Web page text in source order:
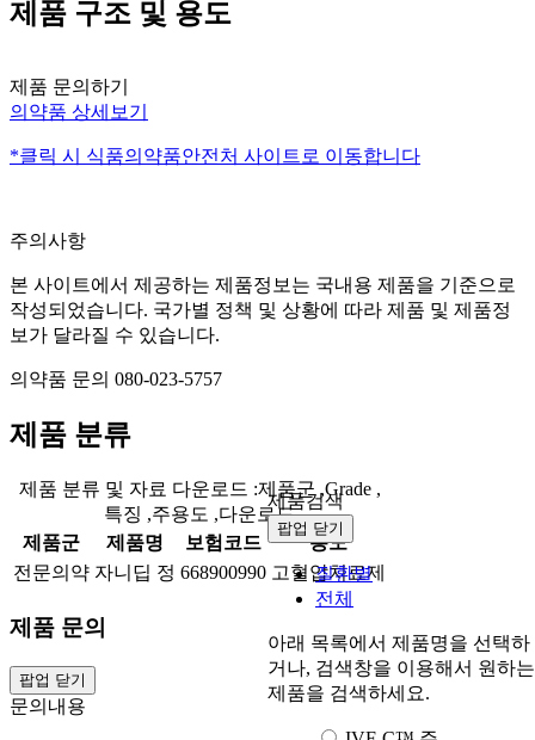
제품 구조 및 용도
제품 문의하기
의약품 상세보기
*클릭 시 식품의약품안전처 사이트로 이동합니다
주의사항
본 사이트에서 제공하는 제품정보는 국내용 제품을 기준으로
작성되었습니다. 국가별 정책 및 상황에 따라 제품 및 제품정
보가 달라질 수 있습니다.
의약품 문의 080-023-5757
제품 분류
제품 분류 및 자료 다운로드 :제품군 ,Grade ,
특징 ,주용도 ,다운로드
제품군
제품명 보험코드
용도
전문의약 자니딥 정 668900990 고혈압치료제
제품 문의
팝업 닫기
문의내용
제품검색
팝업 닫기
질환별
전체
아래 목록에서 제품명을 선택하
거나, 검색창을 이용해서 원하는
제품을 검색하세요.